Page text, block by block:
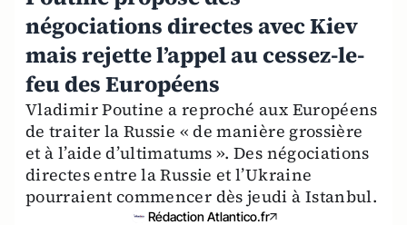
négociations directes avec Kiev
mais rejette l’appel au cessez-le-
feu des Européens
Vladimir Poutine a reproché aux Européens
de traiter la Russie « de manière grossière
et à l’aide d’ultimatums ». Des négociations
directes entre la Russie et l’Ukraine
pourraient commencer dès jeudi à Istanbul.
Rédaction Atlantico.fr